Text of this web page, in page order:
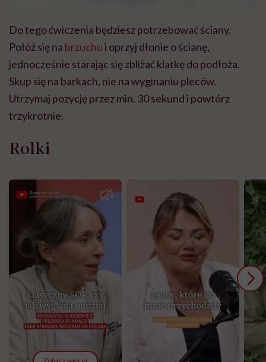
Do tego ćwiczenia będziesz potrzebować ściany.
Połóż się na brzuchui oprzyj dłonie o ścianę,
jednocześnie starając się zbliżać klatkę do podłoża.
Skup się na barkach, nie na wyginaniu pleców.
Utrzymaj pozycję przez min. 30 sekund i powtórz
trzykrotnie.
Rolki